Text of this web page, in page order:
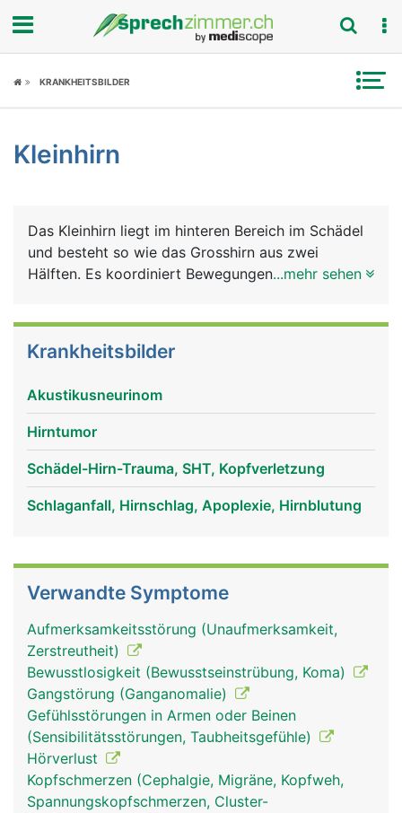
Fokus
Symptome
News
Rubriken
KRANKHEITSBILDER
Kleinhirn
Das Kleinhirn liegt im hinteren Bereich im Schädel
und besteht so wie das Grosshirn aus zwei
Hälften. Es koordiniert Bewegungen und sorgt
...mehr sehen
Krankheitsbilder
Akustikusneurinom
Hirntumor
Schädel-Hirn-Trauma, SHT, Kopfverletzung
Schlaganfall, Hirnschlag, Apoplexie, Hirnblutung
Verwandte Symptome
Aufmerksamkeitsstörung (Unaufmerksamkeit,
Zerstreutheit)
Bewusstlosigkeit (Bewusstseinstrübung, Koma)
Gangstörung (Ganganomalie)
Gefühlsstörungen in Armen oder Beinen
(Sensibilitätsstörungen, Taubheitsgefühle)
Hörverlust
Kopfschmerzen (Cephalgie, Migräne, Kopfweh,
Spannungskopfschmerzen, Cluster-